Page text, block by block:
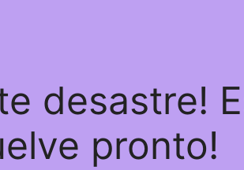
desastre!
pronto!